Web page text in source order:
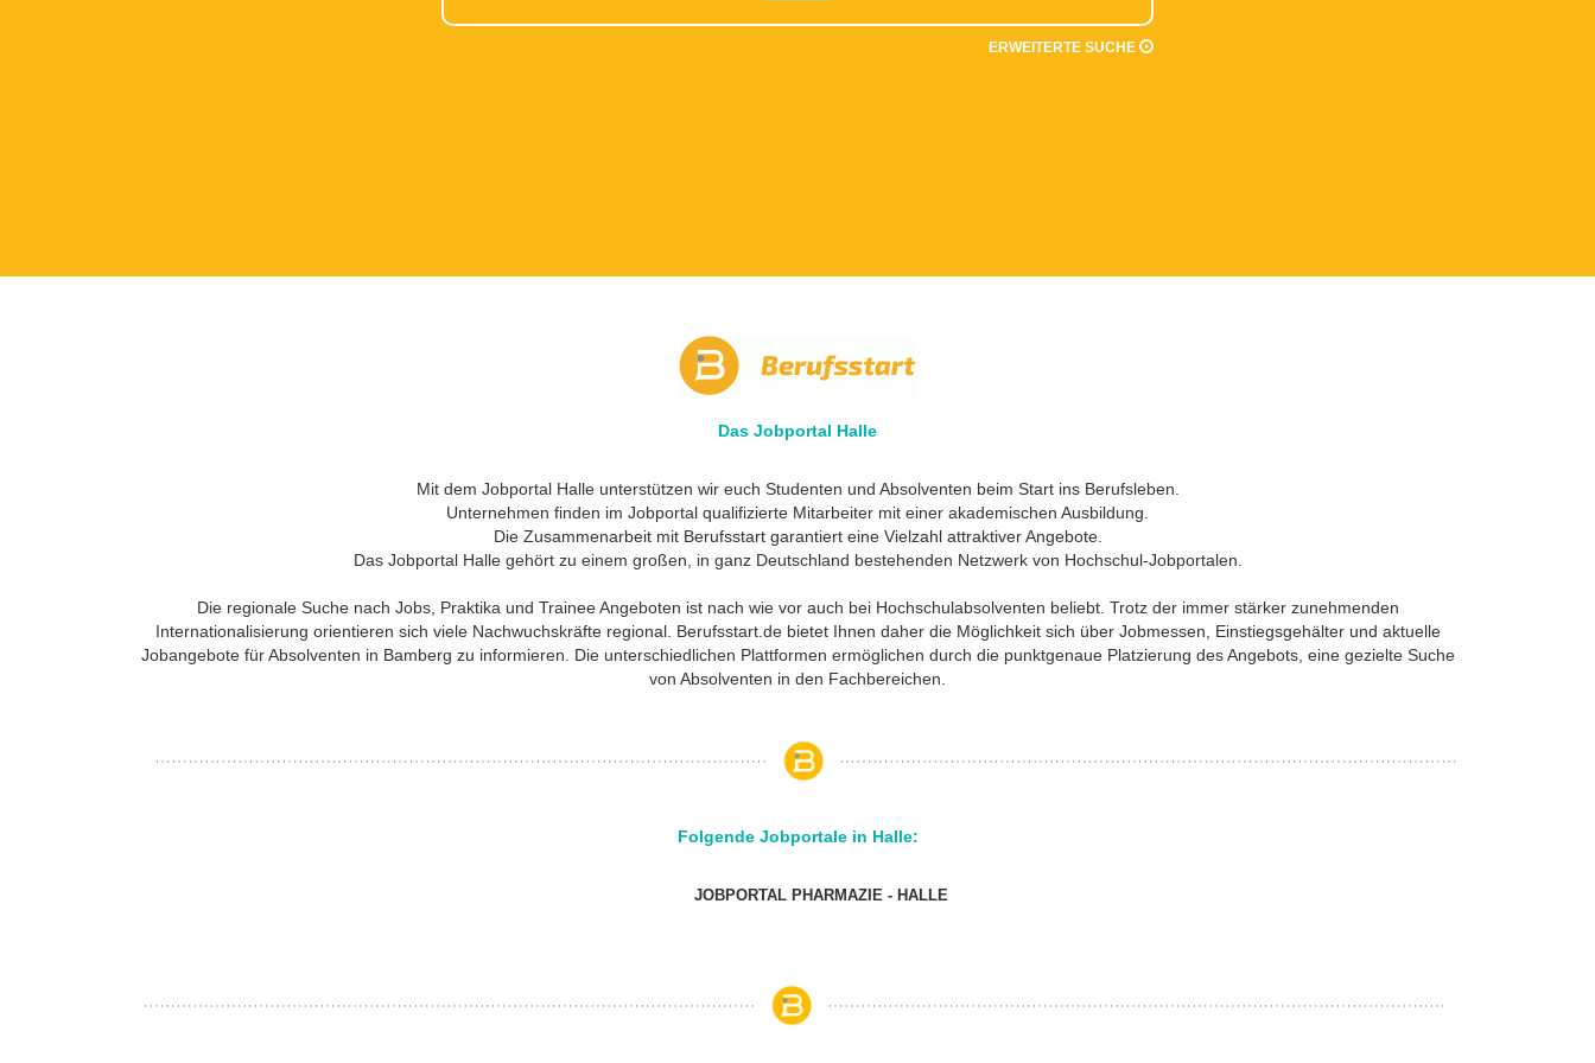
ERWEITERTE SUCHE
Das Jobportal Halle
Mit dem Jobportal Halle unterstützen wir euch Studenten und Absolventen beim Start ins Berufsleben.
Unternehmen finden im Jobportal qualifizierte Mitarbeiter mit einer akademischen Ausbildung.
Die Zusammenarbeit mit Berufsstart garantiert eine Vielzahl attraktiver Angebote.
Das Jobportal Halle gehört zu einem großen, in ganz Deutschland bestehenden Netzwerk von Hochschul-Jobportalen.
Die regionale Suche nach Jobs, Praktika und Trainee Angeboten ist nach wie vor auch bei Hochschulabsolventen beliebt. Trotz der immer stärker zunehmenden
Internationalisierung orientieren sich viele Nachwuchskräfte regional. Berufsstart.de bietet Ihnen daher die Möglichkeit sich über Jobmessen, Einstiegsgehälter und aktuelle
Jobangebote für Absolventen in Bamberg zu informieren. Die unterschiedlichen Plattformen ermöglichen durch die punktgenaue Platzierung des Angebots, eine gezielte Suche
von Absolventen in den Fachbereichen.
Folgende Jobportale in Halle:
JOBPORTAL PHARMAZIE - HALLE